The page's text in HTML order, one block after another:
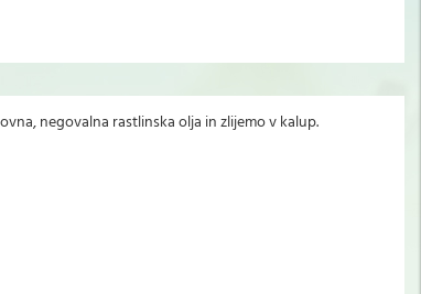
negovalna rastlinska olja in zlijemo v kalup.